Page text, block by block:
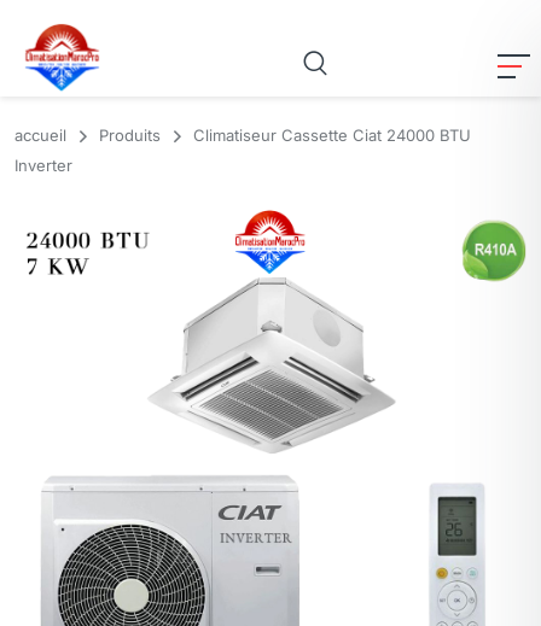
accueil Produits
Climatiseur Cassette Ciat 24000 BTU
Inverter